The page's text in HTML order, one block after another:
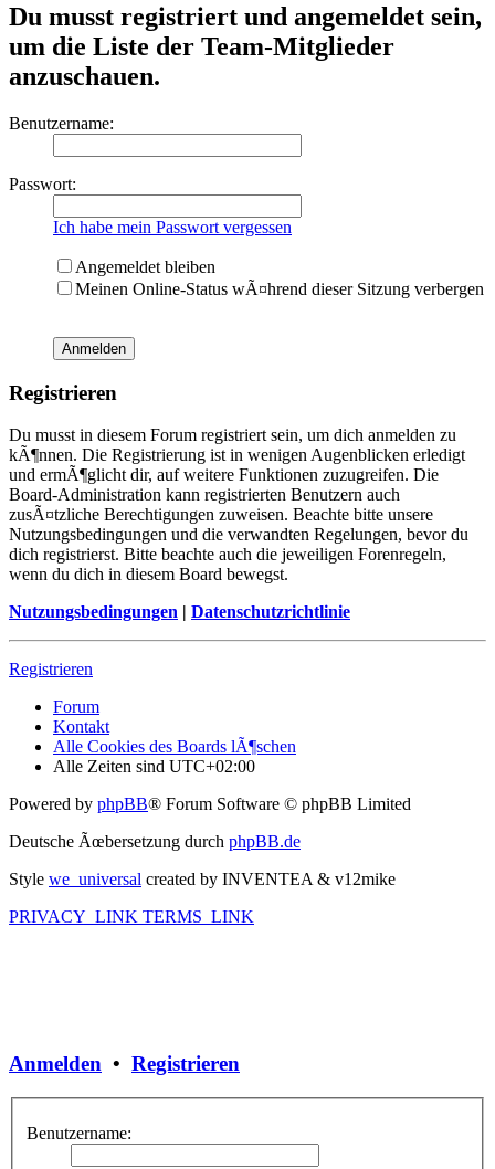
Du musst registriert und angemeldet sein,
um die Liste der Team-Mitglieder
anzuschauen.
Benutzername:
Passwort:
Ich habe mein Passwort vergessen
Angemeldet bleiben
Meinen Online-Status wÃ¤hrend dieser Sitzung verbergen
Registrieren
Du musst in diesem Forum registriert sein, um dich anmelden zu
kÃ¶nnen. Die Registrierung ist in wenigen Augenblicken erledigt
und ermÃ¶glicht dir, auf weitere Funktionen zuzugreifen. Die
Board-Administration kann registrierten Benutzern auch
zusÃ¤tzliche Berechtigungen zuweisen. Beachte bitte unsere
Nutzungsbedingungen und die verwandten Regelungen, bevor du
dich registrierst. Bitte beachte auch die jeweiligen Forenregeln,
wenn du dich in diesem Board bewegst.
Nutzungsbedingungen | Datenschutzrichtlinie
Registrieren
Forum
Kontakt
Alle Cookies des Boards lÃ¶schen
Alle Zeiten sind UTC+02:00
Powered by phpBB® Forum Software © phpBB Limited
Deutsche Ãœbersetzung durch phpBB.de
Style we_universal created by INVENTEA & v12mike
PRIVACY_LINK TERMS_LINK
Anmelden • Registrieren
Benutzername: